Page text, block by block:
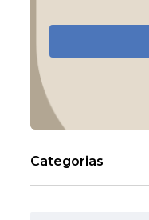
Categorias